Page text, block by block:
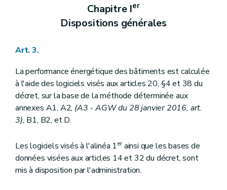
Chapitre Ier
Dispositions générales
Art. 3.
La performance énergétique des bâtiments est calculée
à l'aide des logiciels visés aux articles 20, §4 et 38 du
décret, sur la base de la méthode déterminée aux
annexes A1, A2, (A3 - AGW du 28 janvier 2016, art.
3), B1, B2, et D.
Les logiciels visés à l'alinéa 1erainsi que les bases de
données visées aux articles 14 et 32 du décret, sont
mis à disposition par l'administration.